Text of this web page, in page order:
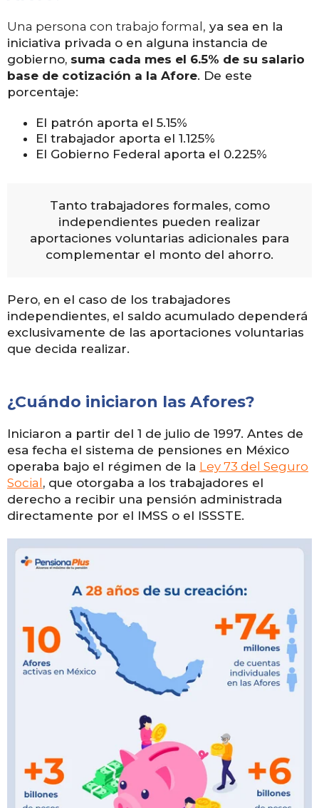
Una persona con trabajo formal, ya sea en la
iniciativa privada o en alguna instancia de
gobierno, suma cada mes el 6.5% de su salario
base de cotización a la Afore. De este
porcentaje:
El patrón aporta el 5.15%
El trabajador aporta el 1.125%
El Gobierno Federal aporta el 0.225%
Tanto trabajadores formales, como
independientes pueden realizar
aportaciones voluntarias adicionales para
complementar el monto del ahorro.
Pero, en el caso de los trabajadores
independientes, el saldo acumulado dependerá
exclusivamente de las aportaciones voluntarias
que decida realizar.
¿Cuándo iniciaron las Afores?
Iniciaron a partir del 1 de julio de 1997. Antes de
esa fecha el sistema de pensiones en México
operaba bajo el régimen de la Ley 73 del Seguro
Social , que otorgaba a los trabajadores el
derecho a recibir una pensión administrada
directamente por el IMSS o el ISSSTE.